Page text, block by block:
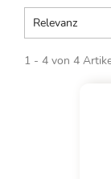
Relevanz
1 - 4 von 4